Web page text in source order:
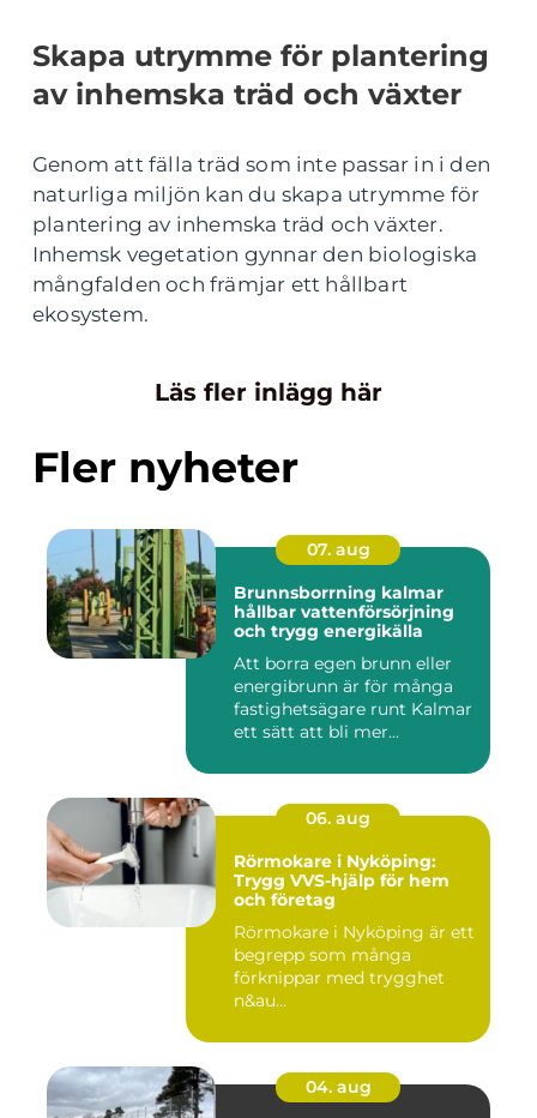
Skapa utrymme för plantering
av inhemska träd och växter
Genom att fälla träd som inte passar in i den
naturliga miljön kan du skapa utrymme för
plantering av inhemska träd och växter.
Inhemsk vegetation gynnar den biologiska
mångfalden och främjar ett hållbart
ekosystem.
Läs fler inlägg här
Fler nyheter
07. aug
Brunnsborrning kalmar
hållbar vattenförsörjning
och trygg energikälla
Att borra egen brunn eller
energibrunn är för många
fastighetsägare runt Kalmar
ett sätt att bli mer...
06. aug
Rörmokare i Nyköping:
Trygg VVS-hjälp för hem
och företag
Rörmokare i Nyköping är ett
begrepp som många
förknippar med trygghet
n&au...
04. aug